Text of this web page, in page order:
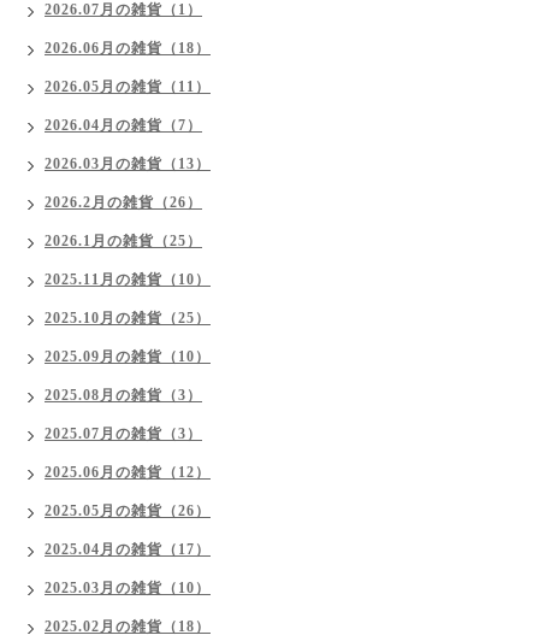
2026.07月の雑貨（1）
2026.06月の雑貨（18）
2026.05月の雑貨（11）
2026.04月の雑貨（7）
2026.03月の雑貨（13）
2026.2月の雑貨（26）
2026.1月の雑貨（25）
2025.11月の雑貨（10）
2025.10月の雑貨（25）
2025.09月の雑貨（10）
2025.08月の雑貨（3）
2025.07月の雑貨（3）
2025.06月の雑貨（12）
2025.05月の雑貨（26）
2025.04月の雑貨（17）
2025.03月の雑貨（10）
2025.02月の雑貨（18）